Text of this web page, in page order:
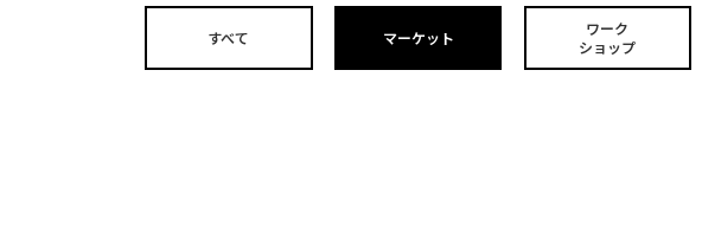
すべて マーケット
ワーク
ショップ